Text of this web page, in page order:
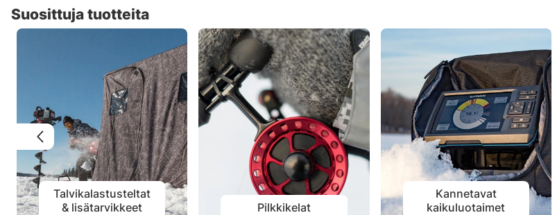
Suosittuja tuotteita
Talvikalastusteltat
& lisätarvikkeet
Pilkkikelat
Kannetavat
kaikuluotaimet